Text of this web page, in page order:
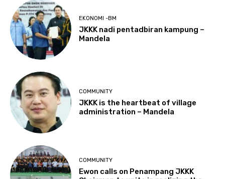
EKONOMI -BM
JKKK nadi pentadbiran kampung –
Mandela
COMMUNITY
JKKK is the heartbeat of village
administration – Mandela
COMMUNITY
Ewon calls on Penampang JKKK